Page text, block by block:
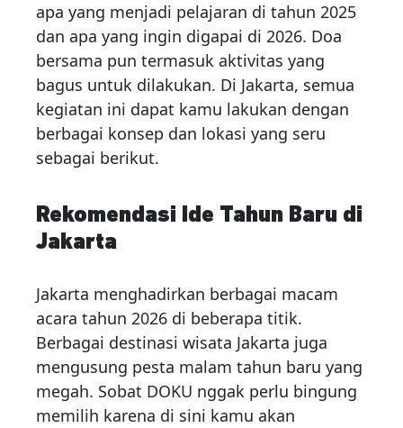
apa yang menjadi pelajaran di tahun 2025
dan apa yang ingin digapai di 2026. Doa
bersama pun termasuk aktivitas yang
bagus untuk dilakukan. Di Jakarta, semua
kegiatan ini dapat kamu lakukan dengan
berbagai konsep dan lokasi yang seru
sebagai berikut.
Rekomendasi Ide Tahun Baru di
Jakarta
Jakarta menghadirkan berbagai macam
acara tahun 2026 di beberapa titik.
Berbagai destinasi wisata Jakarta juga
mengusung pesta malam tahun baru yang
megah. Sobat DOKU nggak perlu bingung
memilih karena di sini kamu akan